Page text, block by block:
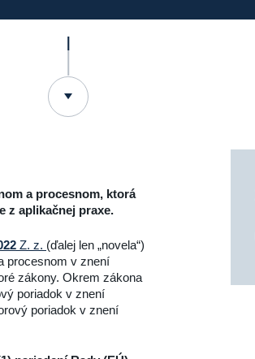
a procesnom, ktorá
z aplikačnej praxe.
Z. z. (ďalej len „novela“)
procesnom v znení
zákony. Okrem zákona
poriadok v znení
poriadok v znení